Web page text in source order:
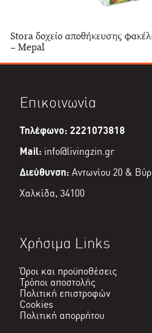
Stora δοχείο αποθήκευσης
– Mepal
Επικοινωνία
Τηλέφωνο: 2221073818
Mail: info@livingzin.gr
Διεύθυνση: Αντωνίου 20 &
Χαλκίδα, 34100
Χρήσιμα Links
Όροι και προϋποθέσεις
Τρόποι αποστολής
Πολιτική επιστροφών
Cookies
Πολιτική απορρήτου